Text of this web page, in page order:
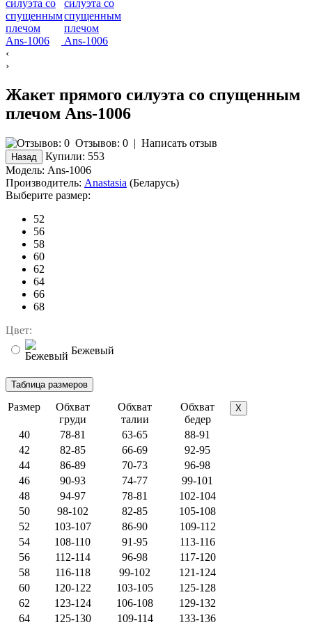
‹
›
Жакет прямого силуэта со спущенным
плечом Ans-1006
Отзывов: 0 | Написать отзыв
Купили: 553
Модель: Ans-1006
Производитель: Anastasia (Беларусь)
Выберите размер:
52
56
58
60
62
64
66
68
Цвет:
Бежевый
Размер
Обхват
груди
Обхват
талии
Обхват
бедер
X
40 78-81 63-65
88-91
42
82-85 66-69
92-95
44
86-89 70-73
96-98
46
90-93 74-77
99-101
48
94-97 78-81
102-104
50
98-102 82-85
105-108
52
103-107 86-90
109-112
54
108-110 91-95
113-116
56
112-114 96-98
117-120
58
116-118 99-102
121-124
60
120-122 103-105
125-128
62
123-124 106-108
129-132
64
125-130 109-114
133-136